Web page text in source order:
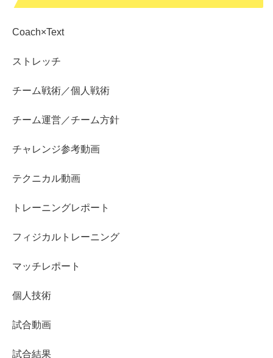
Coach×Text
ストレッチ
チーム戦術／個人戦術
チーム運営／チーム方針
チャレンジ参考動画
テクニカル動画
トレーニングレポート
フィジカルトレーニング
マッチレポート
個人技術
試合動画
試合結果